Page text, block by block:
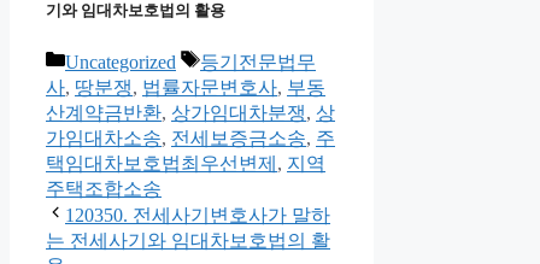
기와 임대차보호법의 활용
Categories
Uncategorized Tags
등기전문법무
사, 땅분쟁, 법률자문변호사, 부동
산계약금반환, 상가임대차분쟁, 상
가임대차소송, 전세보증금소송, 주
택임대차보호법최우선변제 , 지역
주택조합소송
120350. 전세사기변호사가 말하
는 전세사기와 임대차보호법의 활